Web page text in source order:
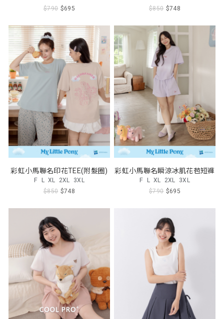
$790 $695
$850 $748
彩虹小馬聯名印花TEE(附髮圈)
F L XL 2XL 3XL
$850 $748
彩虹小馬聯名瞬涼冰肌花苞短褲
F L XL 2XL 3XL
$790 $695